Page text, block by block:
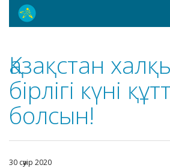
Қазақстан
бірлігі күні
болсын!
30 сәуір 2020